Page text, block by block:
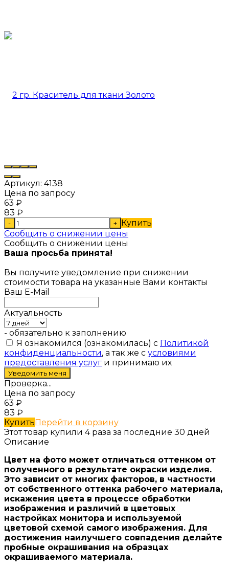
Артикул: 4138
Цена по запросу
63 ₽
83 ₽
- + Купить
Сообщить о снижении цены
Сообщить о снижении цены
Ваша просьба принята!
Вы получите уведомление при снижении
стоимости товара на указанные Вами контакты
Ваш E-Mail
Актуальность
- обязательно к заполнению
Я ознакомился (ознакомилась) с Политикой
конфиденциальности, а так же с условиями
предоставления услуг и принимаю их
Проверка...
Цена по запросу
63 ₽
83 ₽
КупитьПерейти в корзину
Этот товар купили 4 раза за последние 30 дней
Описание
Цвет на фото может отличаться оттенком от
полученного в результате окраски изделия.
Это зависит от многих факторов, в частности
от собственного оттенка рабочего материала,
искажения цвета в процессе обработки
изображения и различий в цветовых
настройках монитора и используемой
цветовой схемой самого изображения. Для
достижения наилучшего совпадения делайте
пробные окрашивания на образцах
окрашиваемого материала.